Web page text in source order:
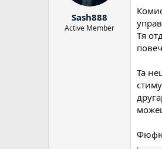
д
а
т
Sash888
Active Member
Тя
Та